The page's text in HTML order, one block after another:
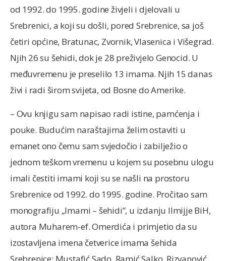
od 1992. do 1995. godine živjeli i djelovali u
Srebrenici, a koji su došli, pored Srebrenice, sa još
četiri općine, Bratunac, Zvornik, Vlasenica i Višegrad.
Njih 26 su šehidi, dok je 28 preživjelo Genocid. U
međuvremenu je preselilo 13 imama. Njih 15 danas
živi i radi širom svijeta, od Bosne do Amerike.
– Ovu knjigu sam napisao radi istine, pamćenja i
pouke. Budućim naraštajima želim ostaviti u
emanet ono čemu sam svjedočio i zabilježio o
jednom teškom vremenu u kojem su posebnu ulogu
imali čestiti imami koji su se našli na prostoru
Srebrenice od 1992. do 1995. godine. Pročitao sam
monografiju „Imami – šehidi”, u izdanju Ilmijje BiH,
autora Muharem-ef. Omerdića i primjetio da su
izostavljena imena četverice imama šehida
Srebrenice: Mustafić Sado, Ramić Salko, Rizvanović